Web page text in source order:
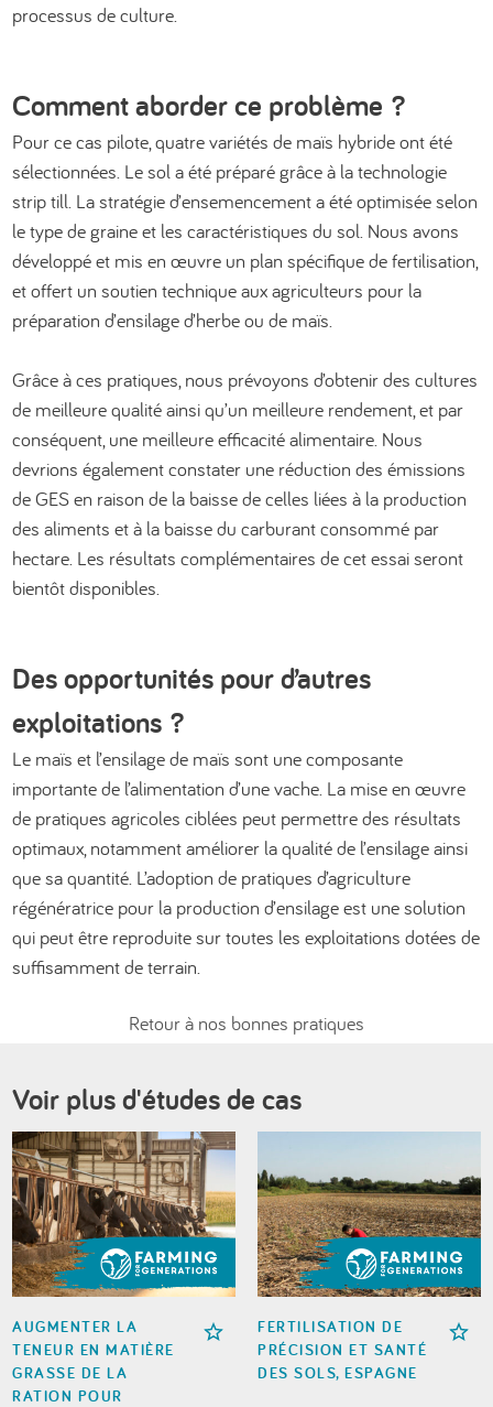
processus de culture.
Comment aborder ce problème ?
Pour ce cas pilote, quatre variétés de maïs hybride ont été
sélectionnées. Le sol a été préparé grâce à la technologie
strip till. La stratégie d’ensemencement a été optimisée selon
le type de graine et les caractéristiques du sol. Nous avons
développé et mis en œuvre un plan spécifique de fertilisation,
et offert un soutien technique aux agriculteurs pour la
préparation d’ensilage d’herbe ou de maïs.
Grâce à ces pratiques, nous prévoyons d’obtenir des cultures
de meilleure qualité ainsi qu’un meilleure rendement, et par
conséquent, une meilleure efficacité alimentaire. Nous
devrions également constater une réduction des émissions
de GES en raison de la baisse de celles liées à la production
des aliments et à la baisse du carburant consommé par
hectare. Les résultats complémentaires de cet essai seront
bientôt disponibles.
Des opportunités pour d’autres
exploitations ?
Le maïs et l’ensilage de maïs sont une composante
importante de l’alimentation d’une vache. La mise en œuvre
de pratiques agricoles ciblées peut permettre des résultats
optimaux, notamment améliorer la qualité de l’ensilage ainsi
que sa quantité. L’adoption de pratiques d’agriculture
régénératrice pour la production d’ensilage est une solution
qui peut être reproduite sur toutes les exploitations dotées de
suffisamment de terrain.
Retour à nos bonnes pratiques
Voir plus d'études de cas
AUGMENTER LA
TENEUR EN MATIÈRE
GRASSE DE LA
RATION POUR
FERTILISATION DE
PRÉCISION ET SANTÉ
DES SOLS, ESPAGNE